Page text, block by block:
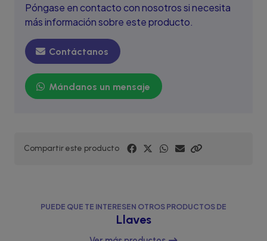
Póngase en contacto con nosotros si necesita
más información sobre este producto.
Contáctanos
Mándanos un mensaje
Compartir este producto
PUEDE QUE TE INTERESEN OTROS PRODUCTOS DE
Llaves